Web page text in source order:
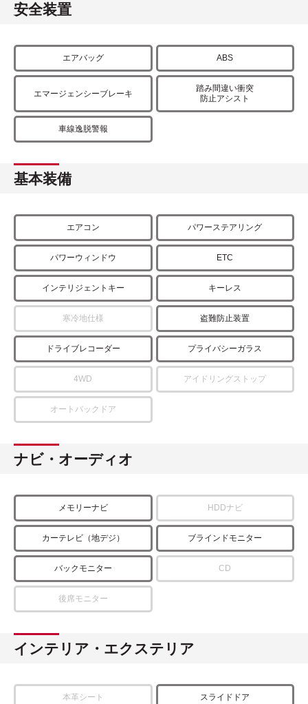
安全装置
エアバッグ ABS
エマージェンシーブレーキ
踏み間違い衝突
防止アシスト
車線逸脱警報
基本装備
エアコン パワーステアリング
パワーウィンドウ ETC
インテリジェントキー キーレス
寒冷地仕様 盗難防止装置
ドライブレコーダー プライバシーガラス
4WD アイドリングストップ
オートバックドア
ナビ・オーディオ
メモリーナビ HDDナビ
カーテレビ（地デジ） ブラインドモニター
バックモニター CD
後席モニター
インテリア・エクステリア
本革シート スライドドア